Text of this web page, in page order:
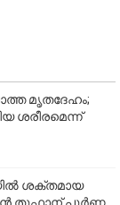
മൃതദേഹം;
ശരീരമെന്ന്
ശക്തമായ